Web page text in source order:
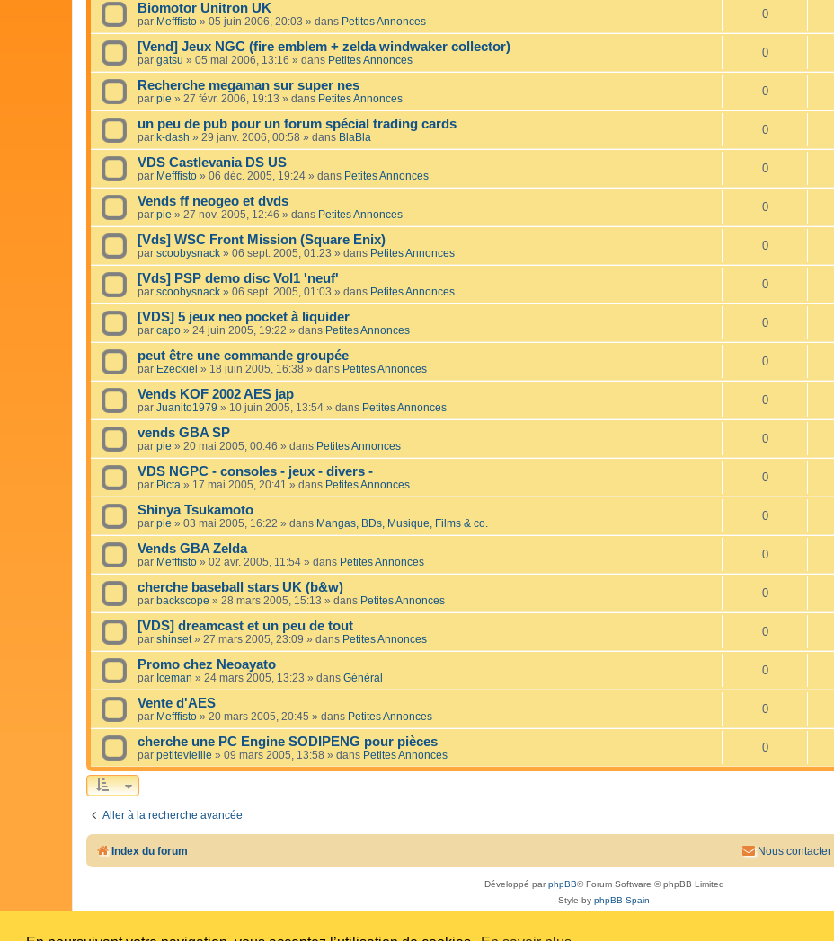
Biomotor Unitron UK
par Mefffisto » 05 juin 2006, 20:03 » dans Petites Annonces
0
[Vend] Jeux NGC (fire emblem + zelda windwaker collector)
par gatsu » 05 mai 2006, 13:16 » dans Petites Annonces
0
Recherche megaman sur super nes
par pie » 27 févr. 2006, 19:13 » dans Petites Annonces
0
un peu de pub pour un forum spécial trading cards
par k-dash » 29 janv. 2006, 00:58 » dans BlaBla
0
VDS Castlevania DS US
par Mefffisto » 06 déc. 2005, 19:24 » dans Petites Annonces
0
Vends ff neogeo et dvds
par pie » 27 nov. 2005, 12:46 » dans Petites Annonces
0
[Vds] WSC Front Mission (Square Enix)
par scoobysnack » 06 sept. 2005, 01:23 » dans Petites Annonces
0
[Vds] PSP demo disc Vol1 'neuf'
par scoobysnack » 06 sept. 2005, 01:03 » dans Petites Annonces
0
[VDS] 5 jeux neo pocket à liquider
par capo » 24 juin 2005, 19:22 » dans Petites Annonces
0
peut être une commande groupée
par Ezeckiel » 18 juin 2005, 16:38 » dans Petites Annonces
0
Vends KOF 2002 AES jap
par Juanito1979 » 10 juin 2005, 13:54 » dans Petites Annonces
0
vends GBA SP
par pie » 20 mai 2005, 00:46 » dans Petites Annonces
0
VDS NGPC - consoles - jeux - divers -
par Picta » 17 mai 2005, 20:41 » dans Petites Annonces
0
Shinya Tsukamoto
par pie » 03 mai 2005, 16:22 » dans Mangas, BDs, Musique, Films & co.
0
Vends GBA Zelda
par Mefffisto » 02 avr. 2005, 11:54 » dans Petites Annonces
0
cherche baseball stars UK (b&w)
par backscope » 28 mars 2005, 15:13 » dans Petites Annonces
0
[VDS] dreamcast et un peu de tout
par shinset» 27 mars 2005, 23:09 » dans Petites Annonces
0
Promo chez Neoayato
par Iceman » 24 mars 2005, 13:23 » dans Général
0
Vente d'AES
par Mefffisto » 20 mars 2005, 20:45 » dans Petites Annonces
0
cherche une PC Engine SODIPENG pour pièces
par petitevieille » 09 mars 2005, 13:58 » dans Petites Annonces
0
Aller à la recherche avancée
Index du forum Nous contacter
Développé parphpBB® Forum Software © phpBB Limited
Style by phpBB Spain